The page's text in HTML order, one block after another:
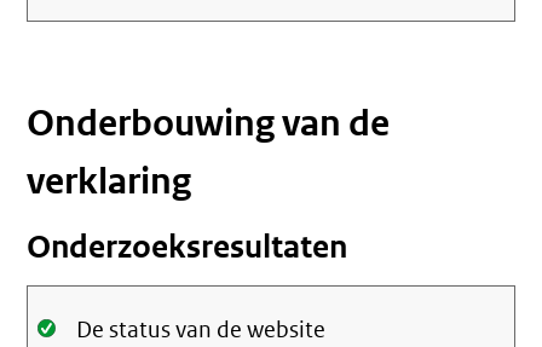
link)
Onderbouwing van de
verklaring
Onderzoeksresultaten
Oké.
De status van de website